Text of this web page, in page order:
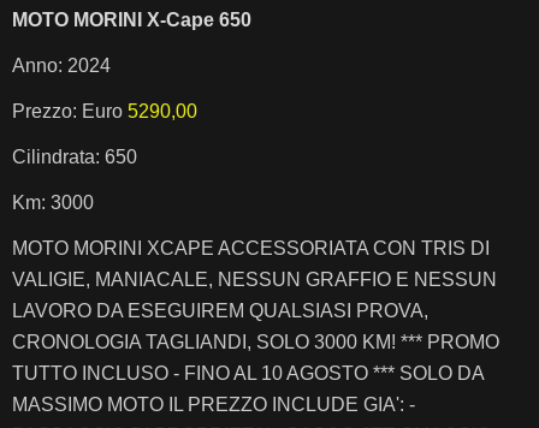
MOTO MORINI X-Cape 650
Anno: 2024
Prezzo: Euro 5290,00
Cilindrata: 650
Km: 3000
MOTO MORINI XCAPE ACCESSORIATA CON TRIS DI
VALIGIE, MANIACALE, NESSUN GRAFFIO E NESSUN
LAVORO DA ESEGUIREM QUALSIASI PROVA,
CRONOLOGIA TAGLIANDI, SOLO 3000 KM! *** PROMO
TUTTO INCLUSO - FINO AL 10 AGOSTO *** SOLO DA
MASSIMO MOTO IL PREZZO INCLUDE GIA': -